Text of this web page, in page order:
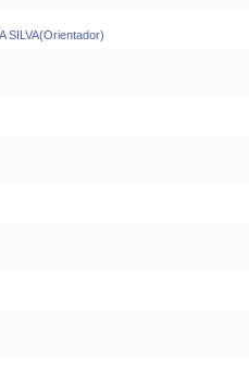
SILVA(Orientador)